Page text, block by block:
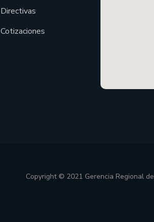
Directivas
Cotizaciones
Copyright © 2021 Gerencia Regional